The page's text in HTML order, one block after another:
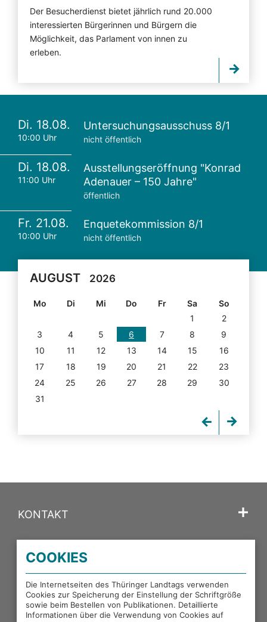
Der Besucherdienst bietet jährlich rund 20.000
interessierten Bürgerinnen und Bürgern die
Möglichkeit, das Parlament von innen zu
erleben.
Di. 18.08.
10:00 Uhr
Untersuchungsausschuss 8/1
nicht öffentlich
Di. 18.08.
11:00 Uhr
Ausstellungseröffnung "Konrad
Adenauer – 150 Jahre"
öffentlich
Fr. 21.08.
10:00 Uhr
Enquetekommission 8/1
nicht öffentlich
AUGUST 2026
Mo Di Mi Do Fr Sa
So
1
2
3
4 5 6 7 8
9
10
11 12 13 14 15
16
17
18 19 20 21 22
23
24
25 26 27 28 29
30
31
KONTAKT
PORTALE DES THÜRINGER LANDTAGS
EXTERNE LINKS
COOKIES
Die Internetseiten des Thüringer Landtags verwenden
Cookies zur Speicherung der Einstellung der Schriftgröße
sowie beim Bestellen von Publikationen. Detaillierte
Informationen über die Verwendung von Cookies auf